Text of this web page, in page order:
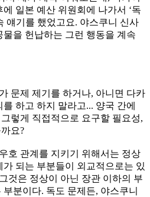
일본 예산 위원회에 나가서 ‘독
얘기를 했었고요. 야스쿠니 신사
을 헌납하는 그런 행동을 계속
문제 제기를 하거나, 아니면 다카
하고 하지 말라고... 양국 간에
렇게 직접적으로 요구할 필요성,
요?
호 관계를 지키기 위해서는 정상
되는 부분들이 외교적으로는 있
것은 정상이 아닌 장관 이하의 부
분이다. 독도 문제든, 야스쿠니